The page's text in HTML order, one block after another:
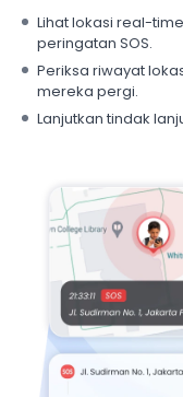
Lihat lokasi real-
peringatan SOS.
Periksa riwayat
mereka pergi.
Lanjutkan tindak